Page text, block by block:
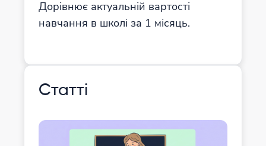
Дорівнює актуальній вартості
навчання в школі за 1 місяць.
Статті